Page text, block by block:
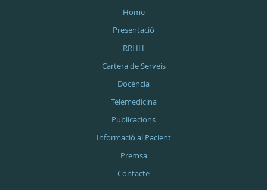
Home
Presentació
RRHH
Cartera de Serveis
Docència
Telemedicina
Publicacions
Informació al Pacient
Premsa
Contacte